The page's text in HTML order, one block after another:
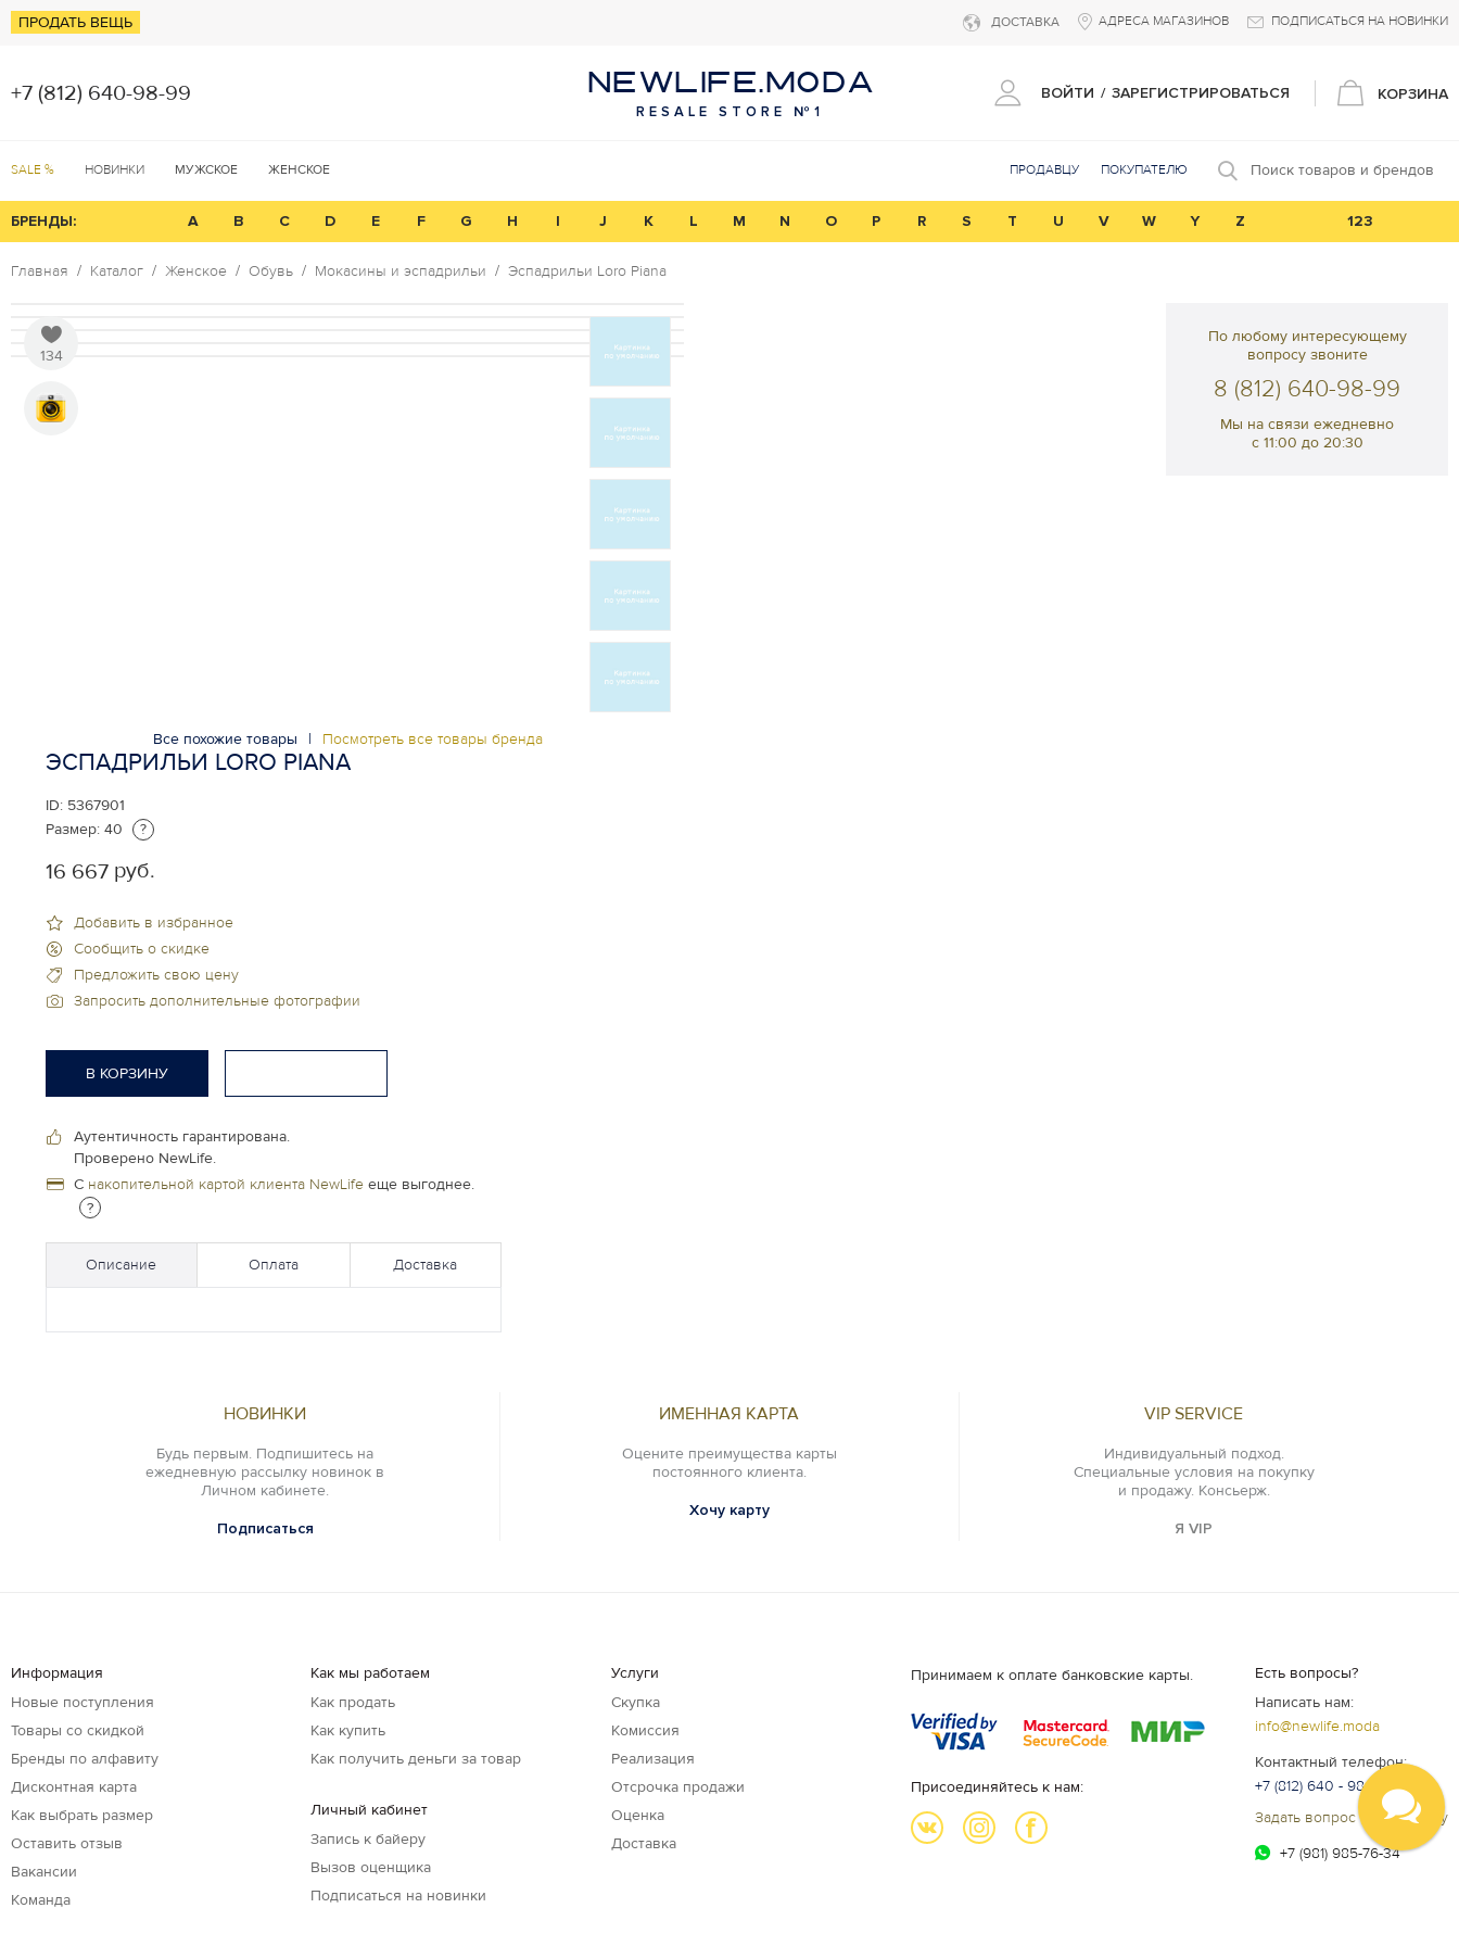
ПРОДАТЬ ВЕЩЬ ДОСТАВКА АДРЕСА МАГАЗИНОВ ПОДПИСАТЬСЯ НА НОВИНКИ
+7 (812) 640-98-99 NEWLIFE.MODA
RESALE STORE №1
ВОЙТИ / ЗАРЕГИСТРИРОВАТЬСЯ КОРЗИНА
SALE % НОВИНКИ МУЖСКОЕ ЖЕНСКОЕ ПРОДАВЦУ ПОКУПАТЕЛЮ Поиск товаров и брендов
БРЕНДЫ: A B C D E F G H I J K L M N O P R S T U V W Y Z 123
Главная Каталог Женское Обувь Мокасины и эспадрильи Эспадрильи Loro Piana
134
Все похожие товары | Посмотреть все товары бренда
ЭСПАДРИЛЬИ LORO PIANA
ID: 5367901
Размер: 40 ?
16 667 руб.
Добавить в избранное
Сообщить о скидке
Предложить свою цену
Запросить дополнительные фотографии
В КОРЗИНУ
Аутентичность гарантирована.
Проверено NewLife.
С накопительной картой клиента NewLife еще выгоднее.
?
Описание Оплата Доставка
По любому интересующему
вопросу звоните
8 (812) 640-98-99
Мы на связи ежедневно
с 11:00 до 20:30
НОВИНКИ
Будь первым. Подпишитесь на
ежедневную рассылку новинок в
Личном кабинете.
Подписаться
ИМЕННАЯ КАРТА
Оцените преимущества карты
постоянного клиента.
Хочу карту
VIP SERVICE
Индивидуальный подход.
Специальные условия на покупку
и продажу. Консьерж.
Я VIP
Информация
Новые поступления
Товары со скидкой
Бренды по алфавиту
Дисконтная карта
Как выбрать размер
Оставить отзыв
Вакансии
Команда
Как мы работаем
Как продать
Как купить
Как получить деньги за товар
Личный кабинет
Запись к байеру
Вызов оценщика
Подписаться на новинки
Услуги
Скупка
Комиссия
Реализация
Отсрочка продажи
Оценка
Доставка
Принимаем к оплате банковские карты.
Присоединяйтесь к нам:
Есть вопросы?
Написать нам:
info@newlife.moda
Контактный телефон:
+7 (812) 640 - 98 - 99
Задать вопрос специалисту
+7 (981) 985-76-34